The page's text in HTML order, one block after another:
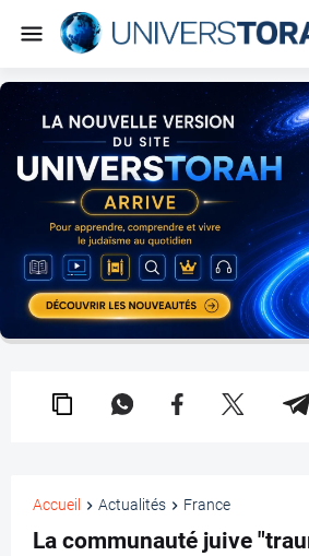
Accueil Actualités France
La communauté juive